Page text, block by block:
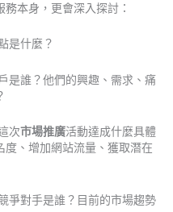
本身，更會深入探討：
是什麼？
是誰？他們的興趣、需求、痛
次市場推廣活動達成什麼具體
度、增加網站流量、獲取潛在
爭對手是誰？目前的市場趨勢